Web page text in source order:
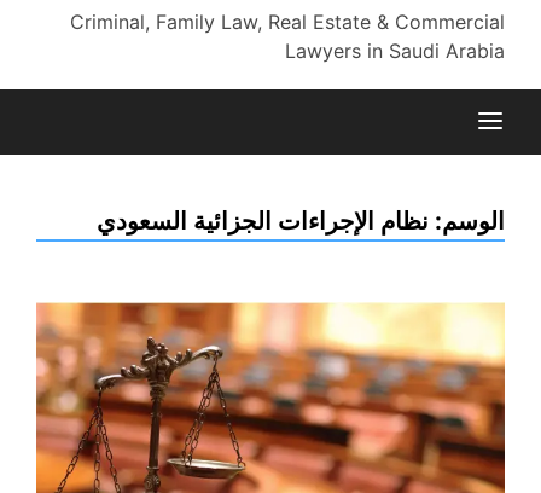
Criminal, Family Law, Real Estate & Commercial
Lawyers in Saudi Arabia
الوسم: نظام الإجراءات الجزائية السعودي